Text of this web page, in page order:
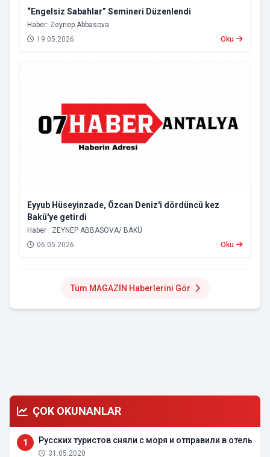
“Engelsiz Sabahlar” Semineri Düzenlendi
Haber: Zeynep Abbasova
19.05.2026
Oku
Eyyub Hüseyinzade, Özcan Deniz'i dördüncü kez
Bakü'ye getirdi
Haber : ZEYNEP ABBASOVA/ BAKÜ
06.05.2026
Oku
Tüm MAGAZİN Haberlerini Gör
ÇOK OKUNANLAR
1 Русских туристов сняли с моря и отправили в отель
31.05.2020